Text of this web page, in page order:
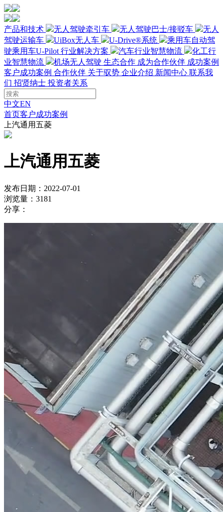
产品和技术 无人驾驶牵引车 无人驾驶巴士/接驳车
无人
驾驶运输车
UiBox无人车 U-Drive®系统
乘用车自动驾
驶乘用车U-Pilot 行业解决方案 汽车行业智慧物流
化工行
业智慧物流
机场无人驾驶 生态合作 成为合作伙伴 成功案例
客户成功案例 合作伙伴 关于驭势 企业介绍 新闻中心 联系我
们 招贤纳士 投资者关系
中文EN
首页客户成功案例
上汽通用五菱
上汽通用五菱
发布日期：2022-07-01
浏览量：3181
分享：